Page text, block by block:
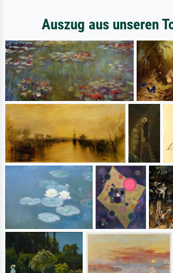
Auszug aus unseren